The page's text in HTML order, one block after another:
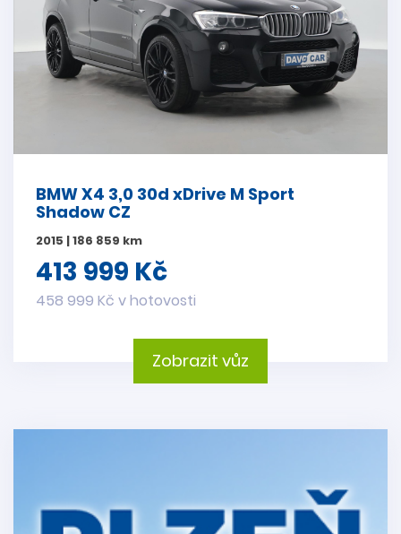
BMW X4 3,0 30d xDrive M Sport
Shadow CZ
2015 | 186 859 km
413 999 Kč
458 999 Kč v hotovosti
Zobrazit vůz